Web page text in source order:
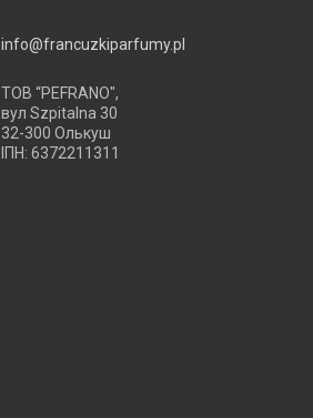
info@francuzkiparfumy.pl
ТОВ “PEFRANO",
вул Szpitalna 30
32-300 Олькуш
ІПН: 6372211311